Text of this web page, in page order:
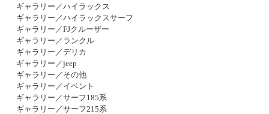
ギャラリー／ハイラックス
ギャラリー／ハイラックスサーフ
ギャラリー／FJクルーザー
ギャラリー／ランクル
ギャラリー／デリカ
ギャラリー／jeep
ギャラリー／その他
ギャラリー／イベント
ギャラリー／サーフ185系
ギャラリー／サーフ215系